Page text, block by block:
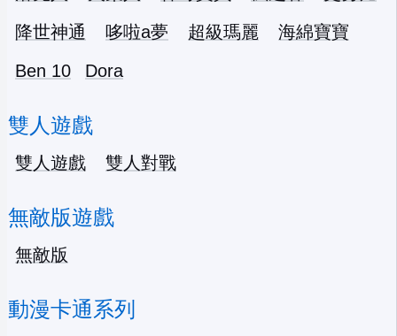
降世神通
哆啦a夢 超級瑪麗
海綿寶寶
Ben 10
Dora
雙人遊戲
雙人遊戲 雙人對戰
無敵版遊戲
無敵版
動漫卡通系列